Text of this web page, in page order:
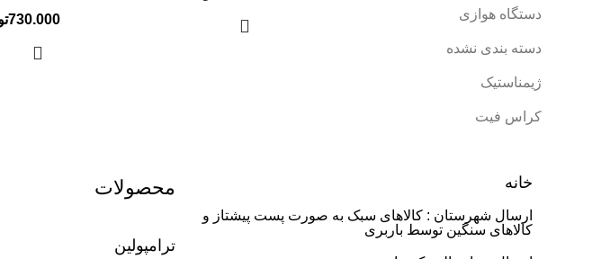
دستگاه هوازی
دسته بندی نشده
ژیمناستیک
کراس فیت
730.000
خانه
ارسال شهرستان : کالاهای سبک به صورت پست پیشتاز و
کالاهای سنگین توسط باربری
محصولات
ترامپولین